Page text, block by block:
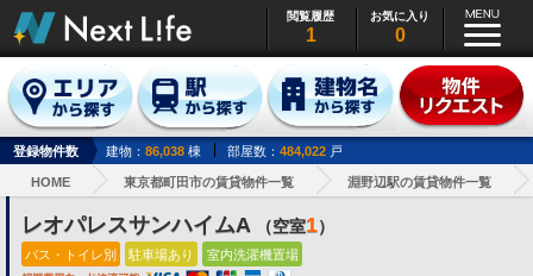
閲覧履歴
1
お気に入り
0
登録物件数 建物： 86,038 棟 部屋数： 484,022 戸
HOME 東京都町田市の賃貸物件一覧 淵野辺駅の賃貸物件一覧
レオパレスサンハイムA （空室1）
バス・トイレ別 駐車場あり 室内洗濯機置場